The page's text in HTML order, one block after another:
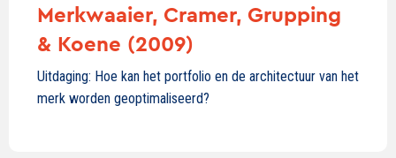
Merkwaaier, Cramer, Grupping
& Koene (2009)
Uitdaging: Hoe kan het portfolio en de architectuur van het
merk worden geoptimaliseerd?